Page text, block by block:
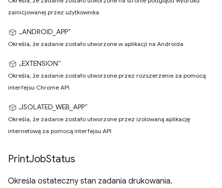
zainicjowanej przez użytkownika.
„ANDROID_APP”
Określa, że zadanie zostało utworzone w aplikacji na Androida.
„EXTENSION”
Określa, że zadanie zostało utworzone przez rozszerzenie za pomocą
interfejsu Chrome API.
„ISOLATED_WEB_APP”
Określa, że zadanie zostało utworzone przez izolowaną aplikację
internetową za pomocą interfejsu API.
PrintJobStatus
Określa ostateczny stan zadania drukowania.